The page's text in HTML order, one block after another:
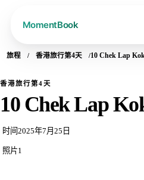
旅程 香港旅行第4天 10 Chek Lap
香港旅行第4天
10 Chek Lap
时间 2025年7月25日
照片1